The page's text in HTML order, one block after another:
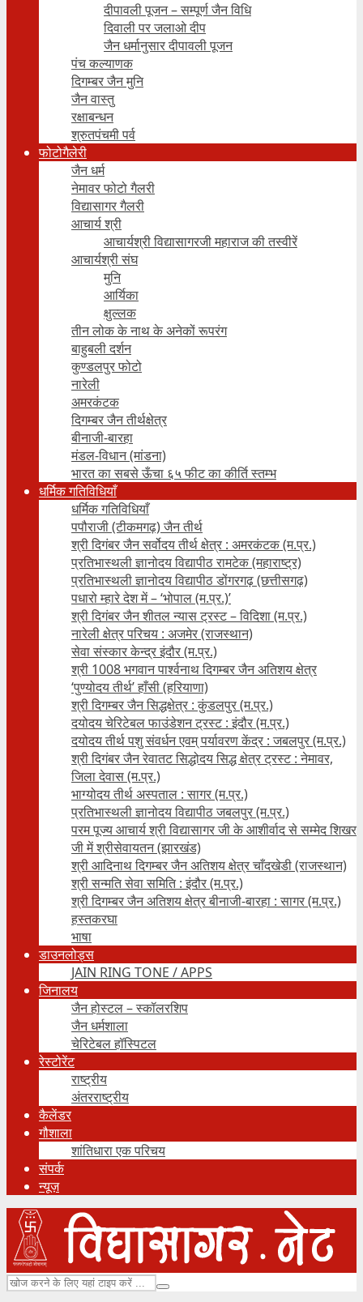
दीपावली पूजन – सम्पूर्ण जैन विधि
दिवाली पर जलाओ दीप
जैन धर्मानुसार दीपावली पूजन
पंच कल्याणक
दिगम्बर जैन मुनि
जैन वास्तु
रक्षाबन्धन
श्रुतपंचमी पर्व
फोटोगैलेरी
जैन धर्म
नेमावर फोटो गैलरी
विद्यासागर गैलरी
आचार्य श्री
आचार्यश्री विद्यासागरजी महाराज की तस्वीरें
आचार्यश्री संघ
मुनि
आर्यिका
क्षुल्लक
तीन लोक के नाथ के अनेकों रूपरंग
बाहुबली दर्शन
कुण्डलपुर फोटो
नारेली
अमरकंटक
दिगम्बर जैन तीर्थक्षेत्र
बीनाजी-बारहा
मंडल-विधान (मांडना)
भारत का सबसे ऊँचा ६५ फीट का कीर्ति स्तम्भ
धर्मिक गतिविधियाँ
धर्मिक गतिविधियाँ
पपौराजी (टीकमगढ़) जैन तीर्थ
श्री दिगंबर जैन सर्वोदय तीर्थ क्षेत्र : अमरकंटक (म.प्र.)
प्रतिभास्थली ज्ञानोदय विद्यापीठ रामटेक (महाराष्ट्र)
प्रतिभास्थली ज्ञानोदय विद्यापीठ डोंगरगढ़ (छत्तीसगढ़)
पधारो म्हारे देश में – ‘भोपाल (म.प्र.)’
श्री दिगंबर जैन शीतल न्यास ट्रस्ट – विदिशा (म.प्र.)
नारेली क्षेत्र परिचय : अजमेर (राजस्थान)
सेवा संस्कार केन्द्र इंदौर (म.प्र.)
श्री 1008 भगवान पार्श्वनाथ दिगम्बर जैन अतिशय क्षे‍त्र
‘पुण्योदय तीर्थ’ हाँसी (हरियाणा)
श्री दिगम्बर जैन सिद्धक्षेत्र : कुंडलपुर (म.प्र.)
दयोदय चेरिटेबल फाउंडेशन ट्रस्ट : इंदौर (म.प्र.)
दयोदय तीर्थ पशु संवर्धन एवम्‌ पर्यावरण केंद्र : जबलपुर (म.प्र.)
श्री दिगंबर जैन रेवातट सिद्धोदय सिद्ध क्षेत्र ट्रस्ट : नेमावर,
जिला देवास (म.प्र.)
भाग्योदय तीर्थ अस्पताल : सागर (म.प्र.)
प्रतिभास्थली ज्ञानोदय विद्यापीठ जबलपुर (म.प्र.)
परम पूज्य आचार्य श्री विद्यासागर जी के आशीर्वाद से सम्मेद शिखर
जी में श्रीसेवायतन (झारखंड)
श्री आदिनाथ दिगम्बर जैन अतिशय क्षेत्र चाँदखेडी (राजस्थान)
श्री सन्मति सेवा समिति : इंदौर (म.प्र.)
श्री दिगम्बर जैन अतिशय क्षेत्र बीनाजी-बारहा : सागर (म.प्र.)
हस्तकरघा
भाषा
डाउनलोड्स
JAIN RING TONE / APPS
जिनालय
जैन होस्टल – स्कॉलरशिप
जैन धर्मशाला
चेरिटेबल हॉस्पिटल
रेस्टोरेंट
राष्ट्रीय
अंतरराष्ट्रीय
कैलेंडर
गौशाला
शांतिधारा एक परिचय
संपर्क
न्यूज़